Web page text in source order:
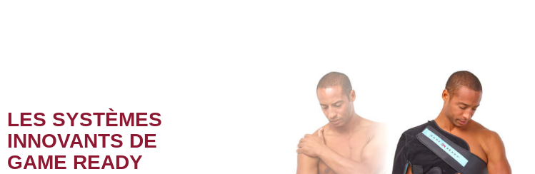
LES SYSTÈMES
INNOVANTS DE
GAME READY